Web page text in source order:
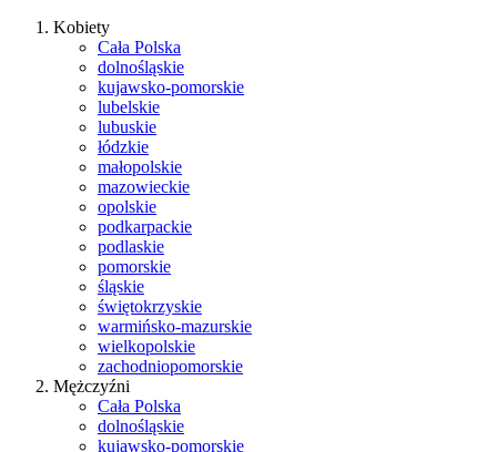
Kobiety
Cała Polska
dolnośląskie
kujawsko-pomorskie
lubelskie
lubuskie
łódzkie
małopolskie
mazowieckie
opolskie
podkarpackie
podlaskie
pomorskie
śląskie
świętokrzyskie
warmińsko-mazurskie
wielkopolskie
zachodniopomorskie
Mężczyźni
Cała Polska
dolnośląskie
kujawsko-pomorskie